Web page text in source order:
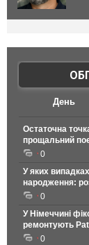
День
Остаточна
прощальний
0
У яких
народження:
0
У Німеччині
ремонтують
0